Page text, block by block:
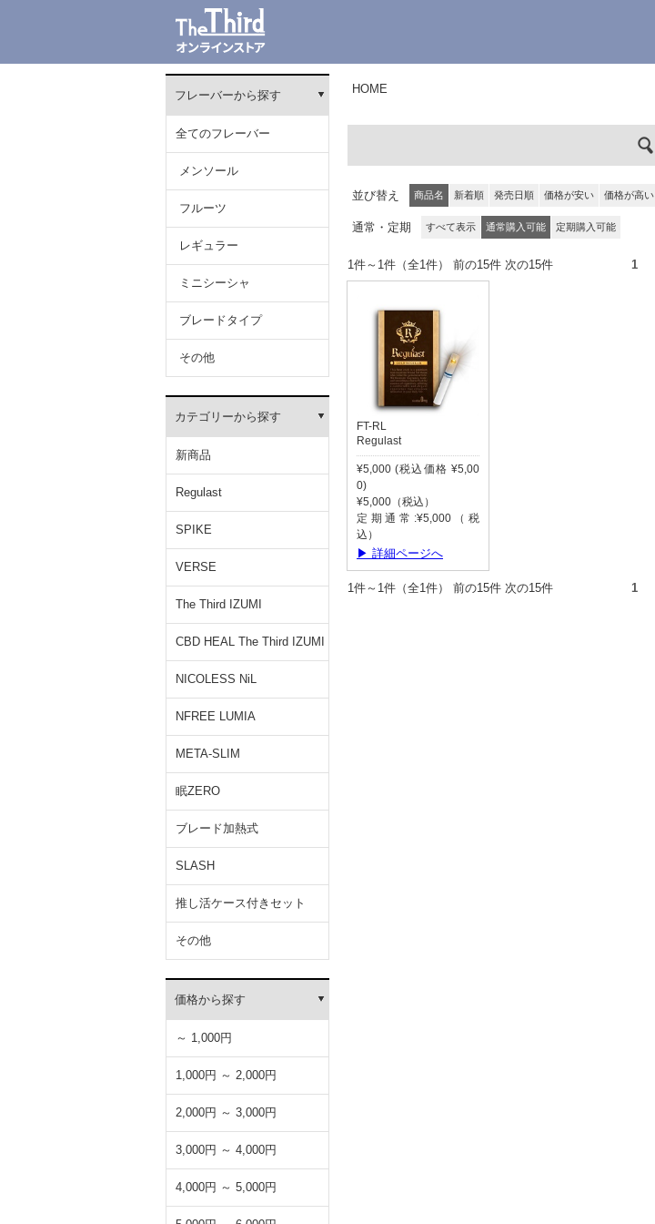
フレーバーから探す
全てのフレーバー
メンソール
フルーツ
レギュラー
ミニシーシャ
ブレードタイプ
その他
カテゴリーから探す
新商品
Regulast
SPIKE
VERSE
The Third IZUMI
CBD HEAL The Third IZUMI
NICOLESS NiL
NFREE LUMIA
META-SLIM
眠ZERO
ブレード加熱式
SLASH
推し活ケース付きセット
その他
価格から探す
～ 1,000円
1,000円 ～ 2,000円
2,000円 ～ 3,000円
3,000円 ～ 4,000円
4,000円 ～ 5,000円
HOME
並び替え 商品名 新着順 発売日順 価格が安い 価格が高い
通常・定期 すべて表示 通常購入可能 定期購入可能
1件～1件（全1件） 前の15件 次の15件 1
FT-RL
Regulast
¥5,000 (税込価格 ¥5,00
0)
¥5,000（税込）
定期通常:¥5,000（税
込）
▶ 詳細ページへ
1件～1件（全1件） 前の15件 次の15件 1